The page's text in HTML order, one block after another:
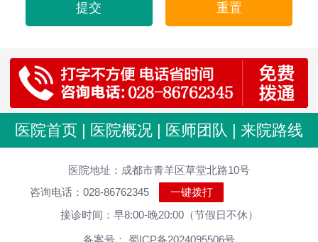
必知附睾炎造成如何危害
出现早泄的病因是怎样吗 2025-08-17
尿道炎伴随哪些心理障碍 2025-08-14
包茎的治疗方法 2025-08-08
包皮过长该做什么手术 2025-07-30
包皮过长还是别自慰好
包皮过长对肾脏危害大 男性千万莫忽视 医院科普
提交 重置
医院首页 | 医院概况 | 医师团队 | 来院路线
医院地址：成都市青羊区草堂北路10号
咨询电话：028-86762345
一键拨打
接诊时间：早8:00-晚20:00（节假日不休）